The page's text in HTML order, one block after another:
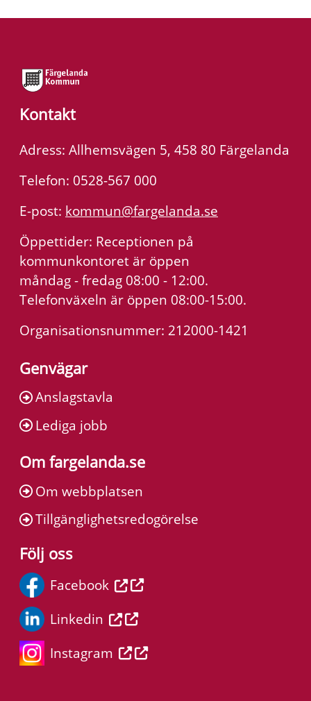
Kontakt
Adress: Allhemsvägen 5, 458 80 Färgelanda
Telefon: 0528-567 000
E-post: kommun@fargelanda.se
Öppettider: Receptionen på
kommunkontoret är öppen
måndag - fredag 08:00 - 12:00.
Telefonväxeln är öppen 08:00-15:00.
Organisationsnummer: 212000-1421
Genvägar
Anslagstavla
Lediga jobb
Om fargelanda.se
Om webbplatsen
Tillgänglighetsredogörelse
Följ oss
Facebook
Linkedin
Instagram